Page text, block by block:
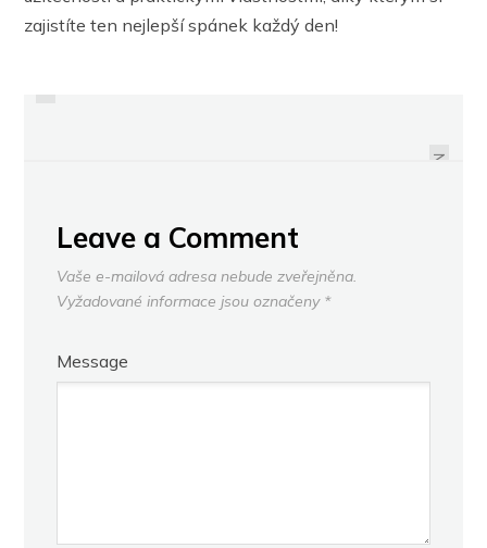
zajistíte ten nejlepší spánek každý den!
PREVIOUS
NEXT
Leave a Comment
Vaše e-mailová adresa nebude zveřejněna.
Vyžadované informace jsou označeny *
Message